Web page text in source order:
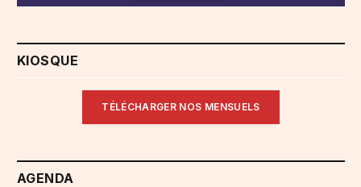
KIOSQUE
TÉLÉCHARGER NOS MENSUELS
AGENDA